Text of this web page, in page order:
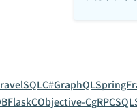
SQLC#GraphQL
FlaskCObjective-CgRPC